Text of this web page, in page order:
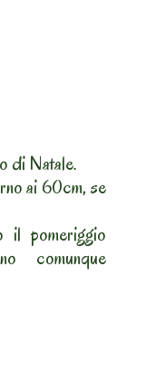
di Natale.
ai 60cm, se
il pomeriggio
comunque